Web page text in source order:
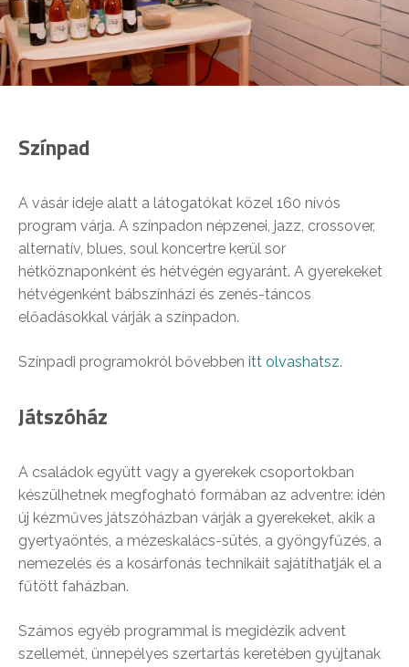
Színpad
A vásár ideje alatt a látogatókat közel 160 nívós
program várja. A színpadon népzenei, jazz, crossover,
alternatív, blues, soul koncertre kerül sor
hétköznaponként és hétvégén egyaránt. A gyerekeket
hétvégenként bábszínházi és zenés-táncos
előadásokkal várják a színpadon.
Színpadi programokról bővebben itt olvashatsz.
Játszóház
A családok együtt vagy a gyerekek csoportokban
készülhetnek megfogható formában az adventre: idén
új kézműves játszóházban várják a gyerekeket, akik a
gyertyaöntés, a mézeskalács-sütés, a gyöngyfűzés, a
nemezelés és a kosárfonás technikáit sajátíthatják el a
fűtött faházban.
Számos egyéb programmal is megidézik advent
szellemét, ünnepélyes szertartás keretében gyújtanak